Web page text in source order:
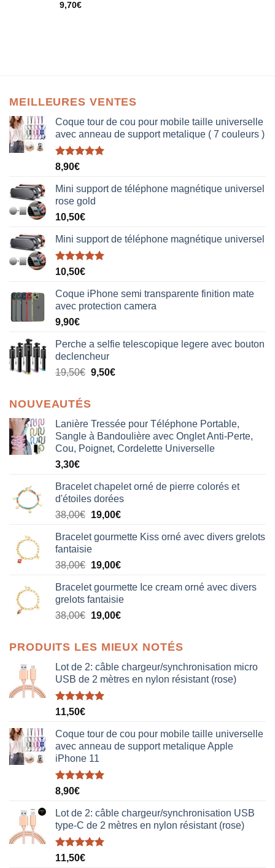
9,70€
MEILLEURES VENTES
Coque tour de cou pour mobile taille universelle
avec anneau de support metalique ( 7 couleurs )
Note5.00
8,90€
Mini support de téléphone magnétique universel
rose gold
10,50€
Mini support de téléphone magnétique universel
Note5.00
10,50€
Coque iPhone semi transparente finition mate
avec protection camera
9,90€
Perche a selfie telescopique legere avec bouton
declencheur
19,50€ 9,50€
NOUVEAUTÉS
Lanière Tressée pour Téléphone Portable,
Sangle à Bandoulière avec Onglet Anti-Perte,
Cou, Poignet, Cordelette Universelle
3,30€
Bracelet chapelet orné de pierre colorés et
d'étoiles dorées
38,00€ Le
initial
était :
38,00€.
19,00€Le
actuel
19,00€.
Bracelet gourmette Kiss orné avec divers grelots
fantaisie
38,00€ Le
initial
était :
38,00€.
19,00€Le
actuel
est :
19,00€.
Bracelet gourmette Ice cream orné avec divers
grelots fantaisie
38,00€ Le
était :
38,00€.
19,00€Le
est :
19,00€.
PRODUITS LES MIEUX NOTÉS
Lot de 2: câble chargeur/synchronisation micro
USB de 2 mètres en nylon résistant (rose)
Note5.00
11,50€
Coque tour de cou pour mobile taille universelle
avec anneau de support metalique Apple
iPhone 11
Note5.00
8,90€
Lot de 2: câble chargeur/synchronisation USB
type-C de 2 mètres en nylon résistant (rose)
Note5.00
11,50€